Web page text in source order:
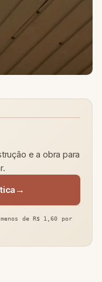
e a obra para
de R$ 1,60 por